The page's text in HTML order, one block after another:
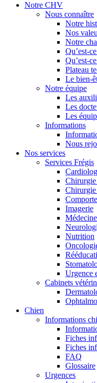
Notre CHV
Nous connaître
Notre
Nos
Notre
Qu’est-
Qu’est-
Plateau
Le bien-
Notre équipe
Les
Les
Les
Informations
Nous
Nos services
Services Frégis
Chirurgie
Imagerie
Nutrition
Urgence
Cabinets
Chien
Informations
Fiches
Fiches
FAQ
Glossaire
Urgences